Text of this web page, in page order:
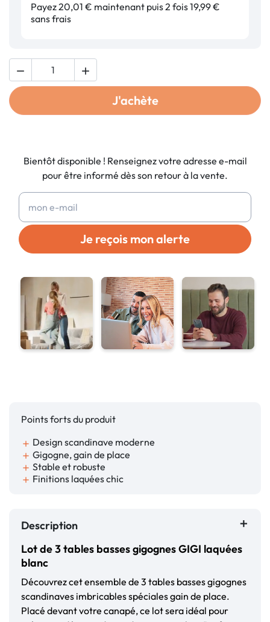
Payez 20,01 € maintenant puis 2 fois 19,99 €
sans frais
 
J'achète
Bientôt disponible ! Renseignez votre adresse e-mail
pour être informé dès son retour à la vente.
Je reçois mon alerte
Points forts du produit
add Design scandinave moderne
add Gigogne, gain de place
add Stable et robuste
add Finitions laquées chic
Description
Lot de 3 tables basses gigognes GIGI laquées
blanc
Découvrez cet ensemble de 3 tables basses gigognes
scandinaves imbricables spéciales gain de place.
Placé devant votre canapé, ce lot sera idéal pour